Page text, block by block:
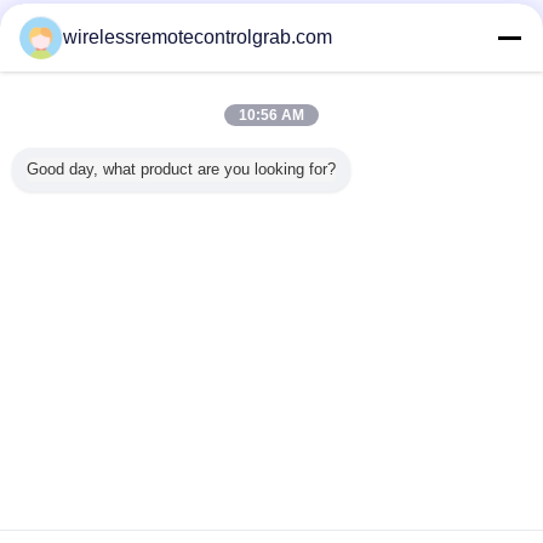
Полное место
All rights reserved.
wirelessremotecontrolgrab.com
10:56 AM
Good day, what product are you looking for?